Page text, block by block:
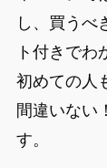
し、買うべ
ト付きでわ
初めての人
間違いない
す。